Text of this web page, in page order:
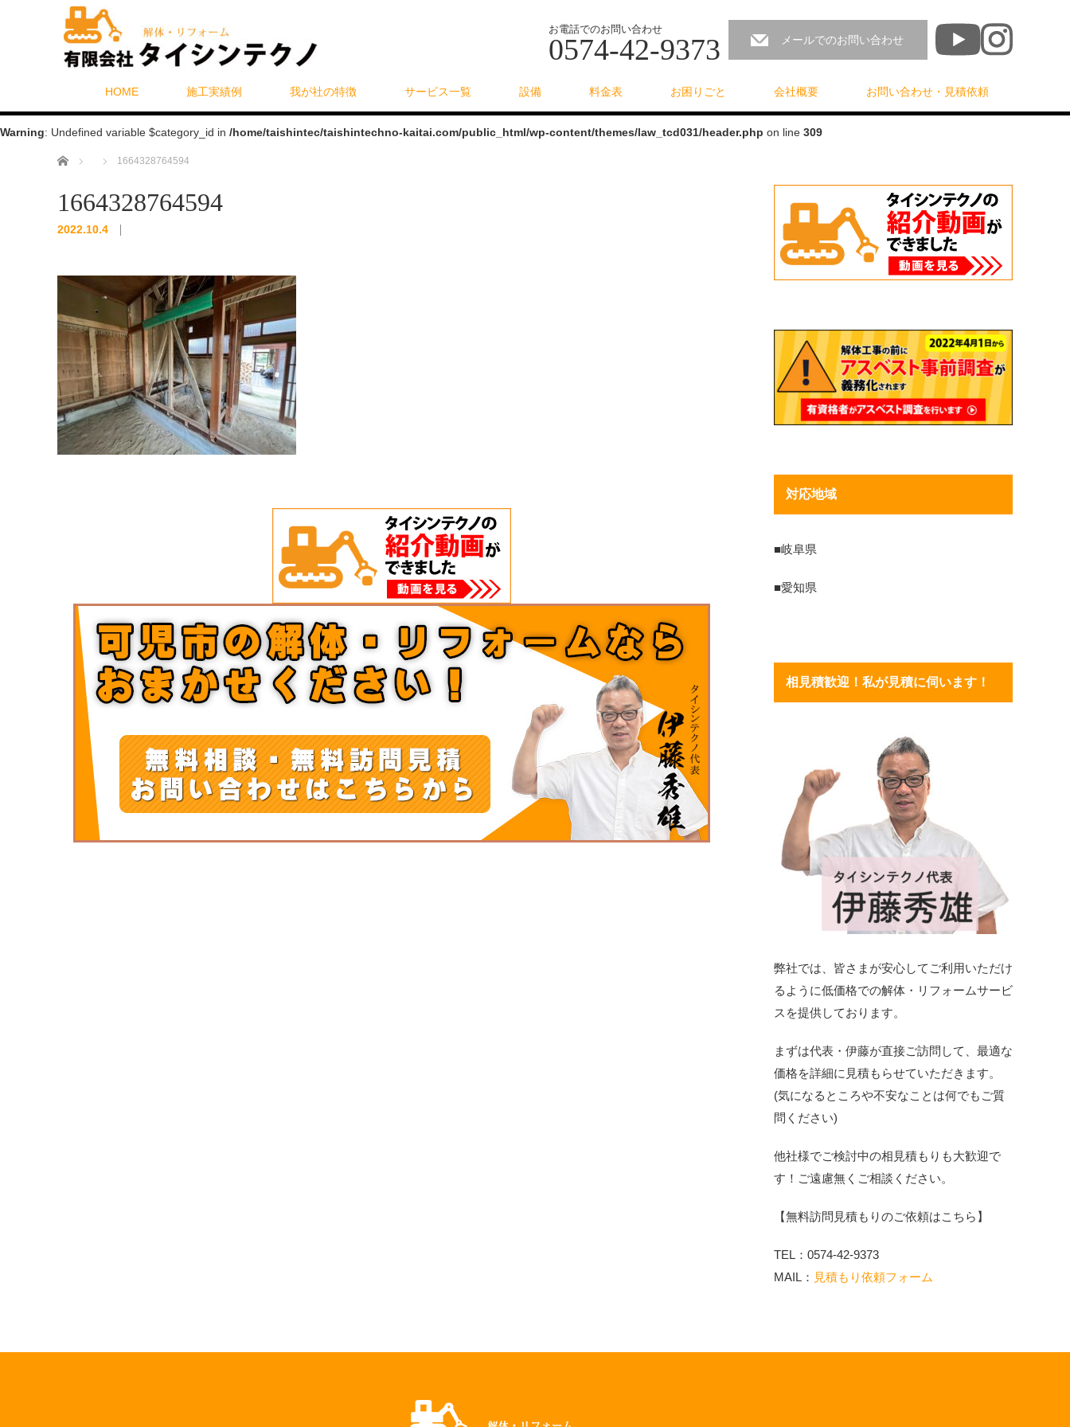
お電話でのお問い合わせ
0574-42-9373 メールでのお問い合わせ
HOME 施工実績例 我が社の特徴 サービス一覧 設備 料金表 お困りごと 会社概要 お問い合わせ・見積依頼
Warning: Undefined variable $category_id in /home/taishintec/taishintechno-kaitai.com/public_html/wp-content/themes/law_tcd031/header.php on line 309
ホーム 1664328764594
1664328764594
2022.10.4
対応地域
■岐阜県
■愛知県
相見積歓迎！私が見積に伺います！
弊社では、皆さまが安心してご利用いただけ
るように低価格での解体・リフォームサービ
スを提供しております。
まずは代表・伊藤が直接ご訪問して、最適な
価格を詳細に見積もらせていただきます。
(気になるところや不安なことは何でもご質
問ください)
他社様でご検討中の相見積もりも大歓迎で
す！ご遠慮無くご相談ください。
【無料訪問見積もりのご依頼はこちら】
TEL：0574-42-9373
MAIL： 見積もり依頼フォーム